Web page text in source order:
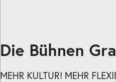
Die Bühnen
MEHR KULTUR! MEHR